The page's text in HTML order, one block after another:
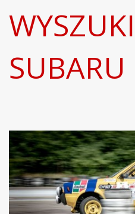
SUBARU